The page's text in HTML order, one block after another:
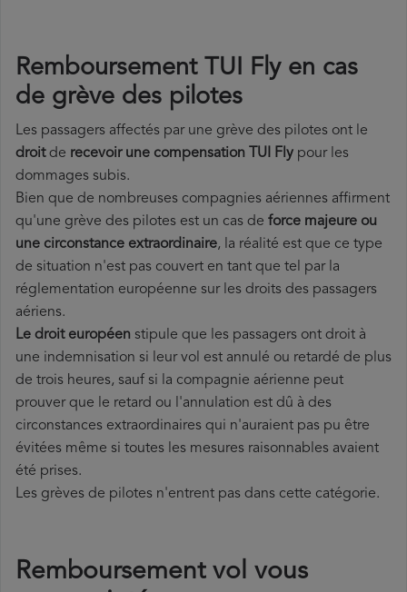
Remboursement TUI Fly en cas
de grève des pilotes
Les passagers affectés par une grève des pilotes ont le
droitde recevoir une compensation TUI Fly pour les
dommages subis.
Bien que de nombreuses compagnies aériennes affirment
qu'une grève des pilotes est un cas de force majeure ou
une circonstance extraordinaire, la réalité est que ce type
de situation n'est pas couvert en tant que tel par la
réglementation européenne sur les droits des passagers
aériens.
Le droit européen stipule que les passagers ont droit à
une indemnisation si leur vol est annulé ou retardé de plus
de trois heures, sauf si la compagnie aérienne peut
prouver que le retard ou l'annulation est dû à des
circonstances extraordinaires qui n'auraient pas pu être
évitées même si toutes les mesures raisonnables avaient
été prises.
Les grèves de pilotes n'entrent pas dans cette catégorie.
Remboursement vol vous